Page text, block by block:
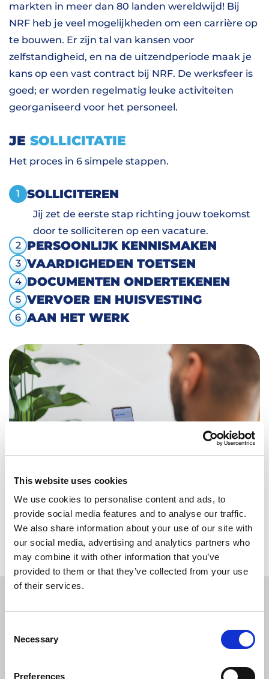
This website uses cookies
We use cookies to personalise content and ads, to
provide social media features and to analyse our traffic.
We also share information about your use of our site with
our social media, advertising and analytics partners who
may combine it with other information that you’ve
provided to them or that they’ve collected from your use
of their services.
Selection
Necessary
Preferences
markten in meer dan 80 landen wereldwijd! Bij
NRF heb je veel mogelijkheden om een carrière op
te bouwen. Er zijn tal van kansen voor
zelfstandigheid, en na de uitzendperiode maak je
kans op een vast contract bij NRF. De werksfeer is
goed; er worden regelmatig leuke activiteiten
georganiseerd voor het personeel.
JE SOLLICITATIE
Het proces in 6 simpele stappen.
1 SOLLICITEREN
Jij zet de eerste stap richting jouw toekomst
door te solliciteren op een vacature.
2
PERSOONLIJK KENNISMAKEN
3 VAARDIGHEDEN TOETSEN
4 DOCUMENTEN ONDERTEKENEN
5 VERVOER EN HUISVESTING
6 AAN HET WERK
Terug naar overzicht